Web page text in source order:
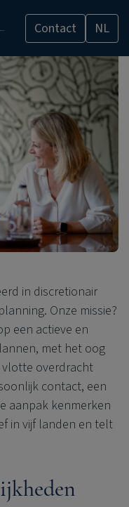
Contact NL
in discretionair
Onze missie?
een actieve en
met het oog
vlotte overdracht
contact, een
aanpak kenmerken
in vijf landen en telt